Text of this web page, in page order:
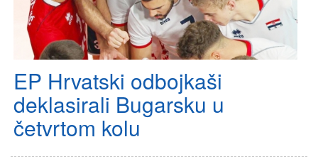
EP Hrvatski odbojkaši
deklasirali Bugarsku u
četvrtom kolu